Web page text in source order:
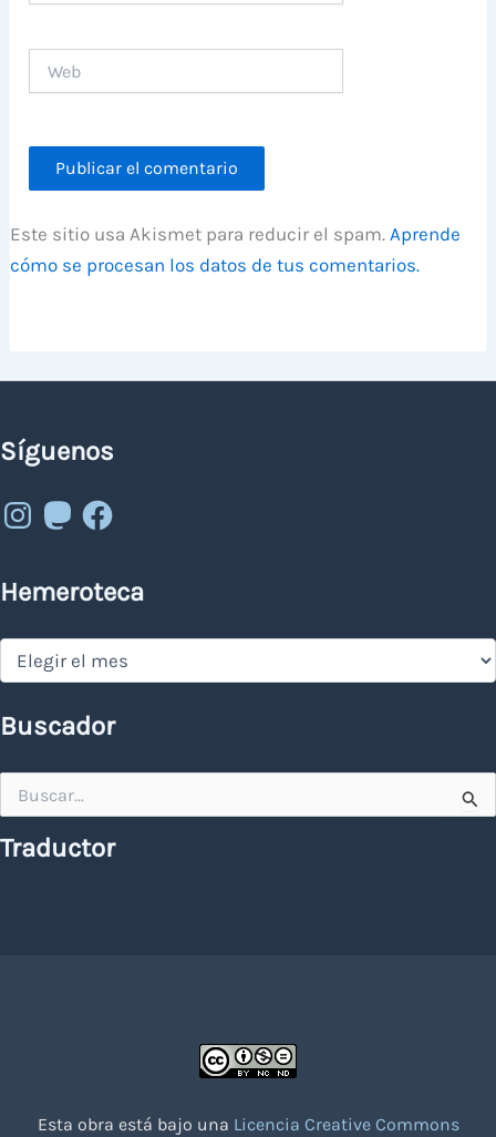
Este sitio usa Akismet para reducir el spam.Aprende
cómo se procesan los datos de tus comentarios.
Síguenos
Instagram
MastodonFacebook
Hemeroteca
Hemeroteca
Buscador
por:
Traductor
Esta obra está bajo una Licencia Creative Commons